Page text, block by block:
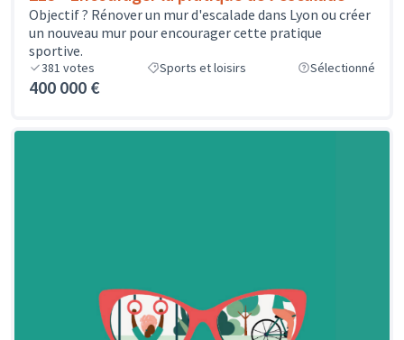
Objectif ? Rénover un mur d'escalade dans Lyon ou créer
un nouveau mur pour encourager cette pratique
sportive.
381 votes Sports et loisirs Sélectionné
400 000 €